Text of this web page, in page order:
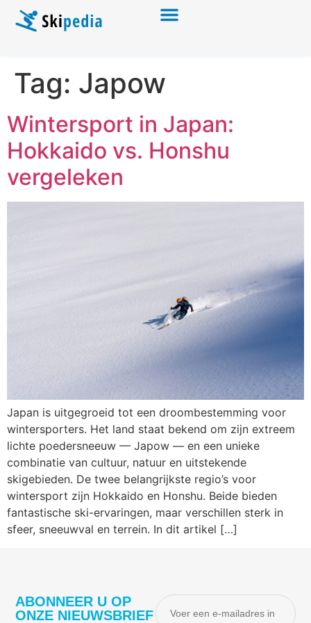
Tag: Japow
Wintersport in Japan:
Hokkaido vs. Honshu
vergeleken
Japan is uitgegroeid tot een droombestemming voor
wintersporters. Het land staat bekend om zijn extreem
lichte poedersneeuw — Japow — en een unieke
combinatie van cultuur, natuur en uitstekende
skigebieden. De twee belangrijkste regio’s voor
wintersport zijn Hokkaido en Honshu. Beide bieden
fantastische ski-ervaringen, maar verschillen sterk in
sfeer, sneeuwval en terrein. In dit artikel […]
ABONNEER U OP
ONZE NIEUWSBRIEF